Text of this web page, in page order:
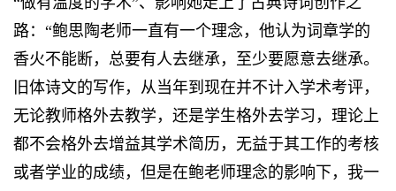
路：“鲍思陶老师一直有一个理念，他认为词章学的
香火不能断，总要有人去继承，至少要愿意去继承。
旧体诗文的写作，从当年到现在并不计入学术考评，
无论教师格外去教学，还是学生格外去学习，理论上
都不会格外去增益其学术简历，无益于其工作的考核
或者学业的成绩，但是在鲍老师理念的影响下，我一